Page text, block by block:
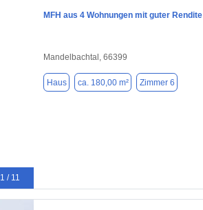
1 / 11
MFH aus 4 Wohnungen mit guter Rendite
Mandelbachtal, 66399
Haus ca. 180,00 m² Zimmer 6